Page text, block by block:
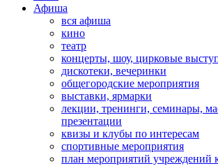
Афиша
вся афиша
кино
театр
концерты, шоу, цирковые
дискотеки, вечеринки
общегородские мероприятия
выставки, ярмарки
лекции, тренинги, семинары,
презентации
квизы и клубы по интересам
спортивные мероприятия
план мероприятий учреждений